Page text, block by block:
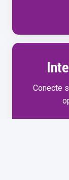
Conecte